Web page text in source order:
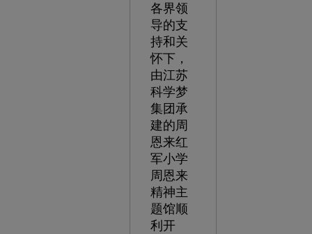
各界领
导的支
持和关
怀下，
由江苏
科学梦
集团承
建的周
恩来红
军小学
周恩来
精神主
题馆顺
利开